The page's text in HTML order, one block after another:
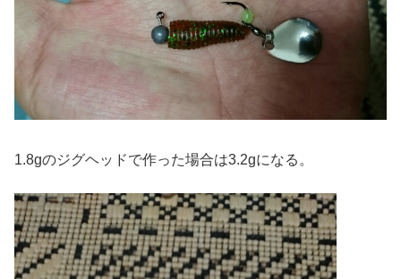
1.8gのジグヘッドで作った場合は3.2gになる。